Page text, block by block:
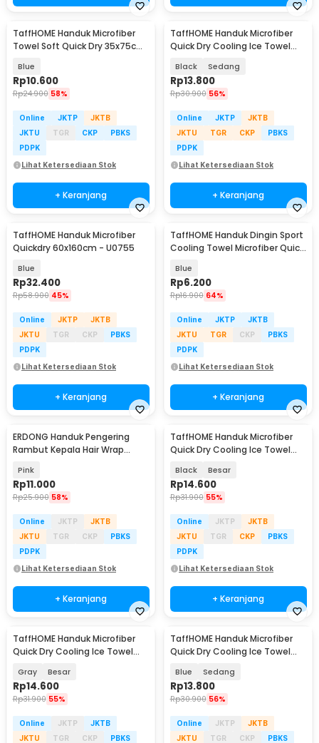
TaffHOME Handuk Microfiber
Towel Soft Quick Dry 35x75cm
Blue
Rp10.600
Rp24.900 58%
Online JKTP
JKTB
JKTU
TGR CKP
PBKS
PDPK
Lihat Ketersediaan Stok
+ Keranjang
TaffHOME Handuk Microfiber
Quick Dry Cooling Ice Towel
Black Sedang
Rp13.800
Rp30.900 56%
Online JKTP
JKTB
JKTU
TGR CKP
PBKS
PDPK
Lihat Ketersediaan Stok
+ Keranjang
TaffHOME Handuk Microfiber
Quickdry 60x160cm - U0755
Blue
Rp32.400
Rp58.900 45%
Online JKTP
JKTB
JKTU
TGR CKP
PBKS
PDPK
Lihat Ketersediaan Stok
+ Keranjang
TaffHOME Handuk Dingin Sport
Cooling Towel Microfiber Quick
Blue
Rp6.200
Rp16.900 64%
Online JKTP
JKTB
JKTU
TGR CKP
PBKS
PDPK
Lihat Ketersediaan Stok
+ Keranjang
ERDONG Handuk Pengering
Rambut Kepala Hair Wrap
Pink
Rp11.000
Rp25.900 58%
Online JKTP
JKTB
JKTU
TGR CKP
PBKS
PDPK
Lihat Ketersediaan Stok
+ Keranjang
TaffHOME Handuk Microfiber
Quick Dry Cooling Ice Towel
Black Besar
Rp14.600
Rp31.900 55%
Online JKTP
JKTB
JKTU
TGR CKP
PBKS
PDPK
Lihat Ketersediaan Stok
+ Keranjang
TaffHOME Handuk Microfiber
Quick Dry Cooling Ice Towel
Gray Besar
Rp14.600
Rp31.900 55%
Online JKTP
JKTB
JKTU
TGR CKP
PBKS
TaffHOME Handuk Microfiber
Quick Dry Cooling Ice Towel
Blue Sedang
Rp13.800
Rp30.900 56%
Online JKTP
JKTB
JKTU
TGR CKP
PBKS